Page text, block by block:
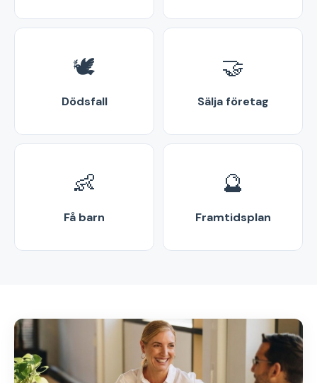
🕊️
Dödsfall
🤝
Sälja företag
👶
Få barn
🔮
Framtidsplan